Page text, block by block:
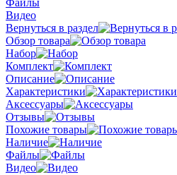
Файлы
Видео
Вернуться в раздел
Обзор товара
Набор
Комплект
Описание
Характеристики
Аксессуары
Отзывы
Похожие товары
Наличие
Файлы
Видео